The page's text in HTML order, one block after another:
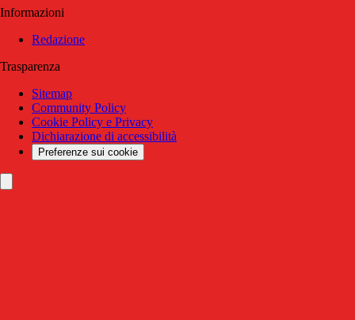
Informazioni
Redazione
Trasparenza
Sitemap
Community Policy
Cookie Policy e Privacy
Dichiarazione di accessibilità
Preferenze sui cookie